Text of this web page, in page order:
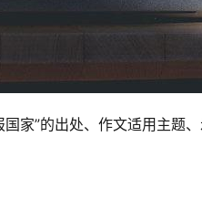
家”的出处、作文适用主题